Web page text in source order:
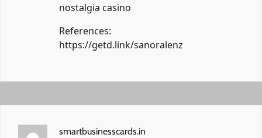
nostalgia casino
References:
https://getd.link/sanoralenz
smartbusinesscards.in